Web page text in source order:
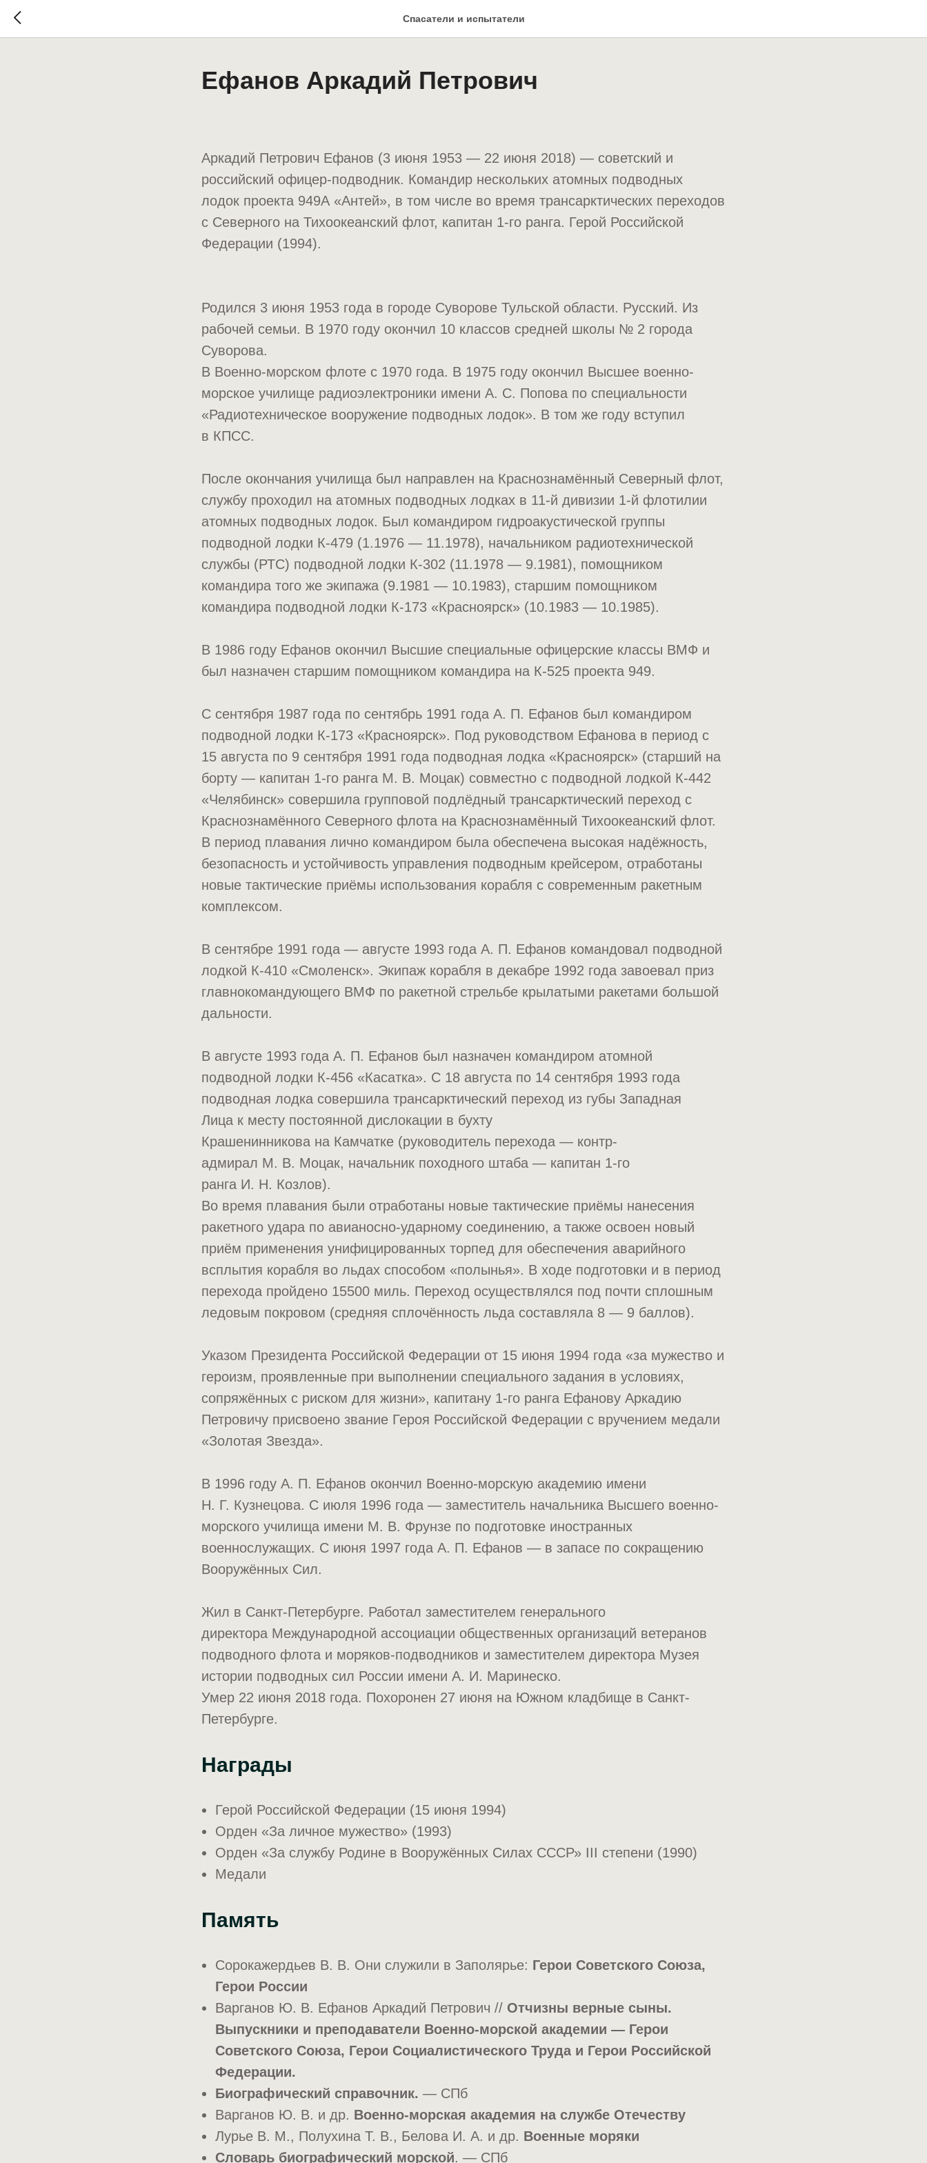
Спасатели и испытатели
Ефанов Аркадий Петрович
Аркадий Петрович Ефанов (3 июня 1953 — 22 июня 2018) — советский и
российский офицер-подводник. Командир нескольких атомных подводных
лодок проекта 949А «Антей», в том числе во время трансарктических переходов
с Северного на Тихоокеанский флот, капитан 1-го ранга. Герой Российской
Федерации (1994).
Родился 3 июня 1953 года в городе Суворове Тульской области. Русский. Из
рабочей семьи. В 1970 году окончил 10 классов средней школы № 2 города
Суворова.
В Военно-морском флоте с 1970 года. В 1975 году окончил Высшее военно-
морское училище радиоэлектроники имени А. С. Попова по специальности
«Радиотехническое вооружение подводных лодок». В том же году вступил
в КПСС.
После окончания училища был направлен на Краснознамённый Северный флот,
службу проходил на атомных подводных лодках в 11-й дивизии 1-й флотилии
атомных подводных лодок. Был командиром гидроакустической группы
подводной лодки К-479 (1.1976 — 11.1978), начальником радиотехнической
службы (РТС) подводной лодки К-302 (11.1978 — 9.1981), помощником
командира того же экипажа (9.1981 — 10.1983), старшим помощником
командира подводной лодки К-173 «Красноярск» (10.1983 — 10.1985).
В 1986 году Ефанов окончил Высшие специальные офицерские классы ВМФ и
был назначен старшим помощником командира на К-525 проекта 949.
С сентября 1987 года по сентябрь 1991 года А. П. Ефанов был командиром
подводной лодки К-173 «Красноярск». Под руководством Ефанова в период с
15 августа по 9 сентября 1991 года подводная лодка «Красноярск» (старший на
борту — капитан 1-го ранга М. В. Моцак) совместно с подводной лодкой К-442
«Челябинск» совершила групповой подлёдный трансарктический переход с
Краснознамённого Северного флота на Краснознамённый Тихоокеанский флот.
В период плавания лично командиром была обеспечена высокая надёжность,
безопасность и устойчивость управления подводным крейсером, отработаны
новые тактические приёмы использования корабля с современным ракетным
комплексом.
В сентябре 1991 года — августе 1993 года А. П. Ефанов командовал подводной
лодкой К-410 «Смоленск». Экипаж корабля в декабре 1992 года завоевал приз
главнокомандующего ВМФ по ракетной стрельбе крылатыми ракетами большой
дальности.
В августе 1993 года А. П. Ефанов был назначен командиром атомной
подводной лодки К-456 «Касатка». С 18 августа по 14 сентября 1993 года
подводная лодка совершила трансарктический переход из губы Западная
Лица к месту постоянной дислокации в бухту
Крашенинникова на Камчатке (руководитель перехода — контр-
адмирал М. В. Моцак, начальник походного штаба — капитан 1-го
ранга И. Н. Козлов).
Во время плавания были отработаны новые тактические приёмы нанесения
ракетного удара по авианосно-ударному соединению, а также освоен новый
приём применения унифицированных торпед для обеспечения аварийного
всплытия корабля во льдах способом «полынья». В ходе подготовки и в период
перехода пройдено 15500 миль. Переход осуществлялся под почти сплошным
ледовым покровом (средняя сплочённость льда составляла 8 — 9 баллов).
Указом Президента Российской Федерации от 15 июня 1994 года «за мужество и
героизм, проявленные при выполнении специального задания в условиях,
сопряжённых с риском для жизни», капитану 1-го ранга Ефанову Аркадию
Петровичу присвоено звание Героя Российской Федерации с вручением медали
«Золотая Звезда».
В 1996 году А. П. Ефанов окончил Военно-морскую академию имени
Н. Г. Кузнецова. С июля 1996 года — заместитель начальника Высшего военно-
морского училища имени М. В. Фрунзе по подготовке иностранных
военнослужащих. С июня 1997 года А. П. Ефанов — в запасе по сокращению
Вооружённых Сил.
Жил в Санкт-Петербурге. Работал заместителем генерального
директора Международной ассоциации общественных организаций ветеранов
подводного флота и моряков-подводников и заместителем директора Музея
истории подводных сил России имени А. И. Маринеско.
Умер 22 июня 2018 года. Похоронен 27 июня на Южном кладбище в Санкт-
Петербурге.
Награды
Герой Российской Федерации (15 июня 1994)
Орден «За личное мужество» (1993)
Орден «За службу Родине в Вооружённых Силах СССР» III степени (1990)
Медали
Память
Сорокажердьев В. В. Они служили в Заполярье: Герои Советского Союза,
Герои России
Варганов Ю. В. Ефанов Аркадий Петрович // Отчизны верные сыны.
Выпускники и преподаватели Военно-морской академии — Герои
Советского Союза, Герои Социалистического Труда и Герои Российской
Федерации.
Биографический справочник. — СПб
Варганов Ю. В. и др. Военно-морская академия на службе Отечеству
Лурье В. М., Полухина Т. В., Белова И. А. и др. Военные моряки
Словарь биографический морской. — СПб